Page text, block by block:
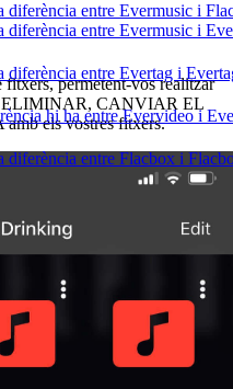
diferència entre Evermusic i
diferència entre Evermusic i
diferència entre Evertag i
hi ha entre Evervideo i
diferència entre Flacbox i
permetent-vos realitzar
ELIMINAR, CANVIAR EL
els vostres fitxers.